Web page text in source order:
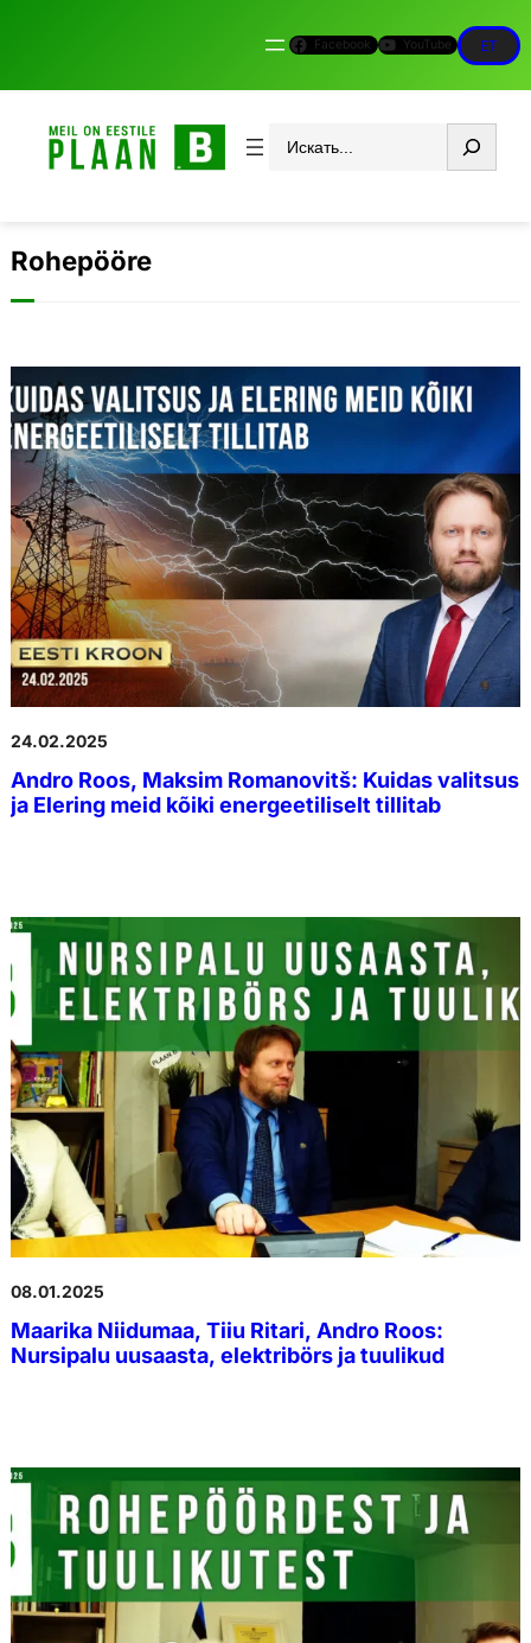
Facebook YouTube ET
Otsi
Rohepööre
24.02.2025
Andro Roos, Maksim Romanovitš: Kuidas valitsus
ja Elering meid kõiki energeetiliselt tillitab
08.01.2025
Maarika Niidumaa, Tiiu Ritari, Andro Roos:
Nursipalu uusaasta, elektribörs ja tuulikud